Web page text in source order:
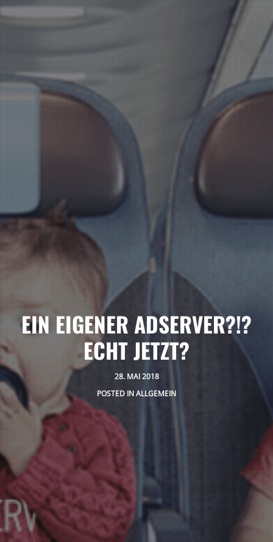
EIN EIGENER ADSERVER?!?
ECHT JETZT?
28. MAI 2018
POSTED INALLGEMEIN